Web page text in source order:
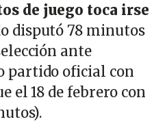
de juego toca irse
disputó 78 minutos
ante
partido oficial con
el 18 de febrero con